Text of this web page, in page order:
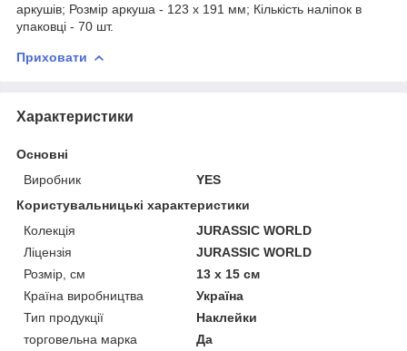
аркушів; Розмір аркуша - 123 х 191 мм; Кількість наліпок в
упаковці - 70 шт.
Приховати
Характеристики
Основні
Виробник
YES
Користувальницькі характеристики
Колекція
JURASSIC WORLD
Ліцензія
JURASSIC WORLD
Розмір, см
13 х 15 см
Країна виробництва
Україна
Тип продукції
Наклейки
торговельна марка
Да